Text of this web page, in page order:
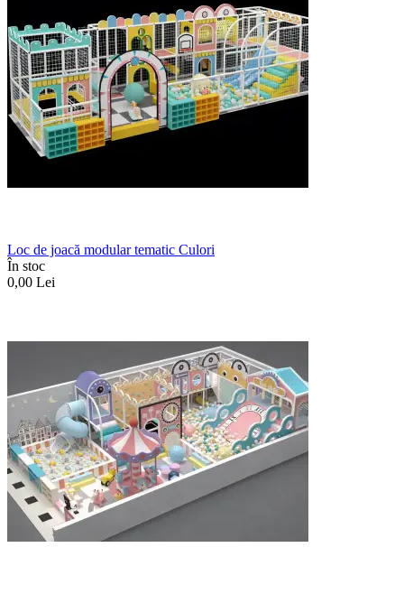
Loc de joacă modular tematic Culori
În stoc
0,00 Lei